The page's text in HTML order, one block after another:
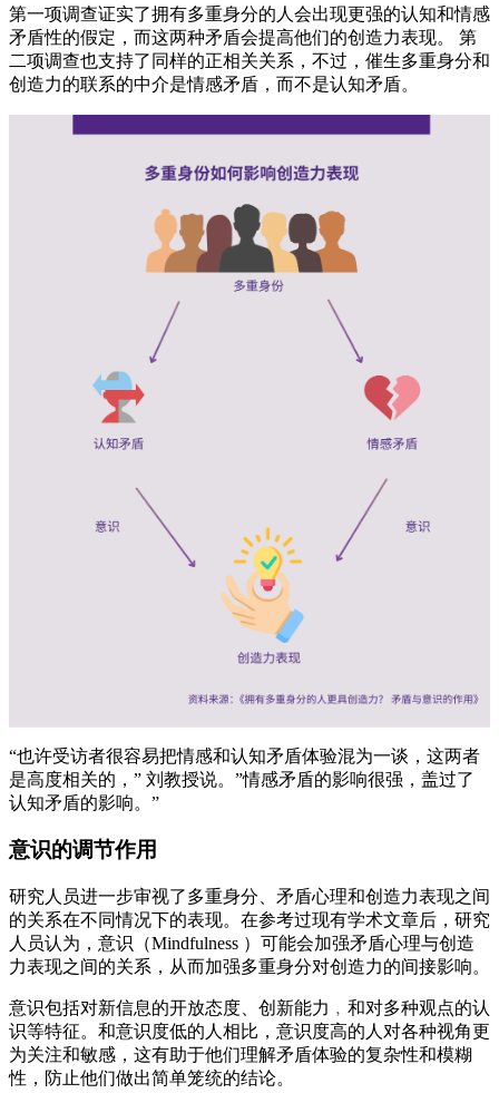
第一项调查证实了拥有多重身分的人会出现更强的认知和情感
矛盾性的假定，而这两种矛盾会提高他们的创造力表现。 第
二项调查也支持了同样的正相关关系，不过，催生多重身分和
创造力的联系的中介是情感矛盾，而不是认知矛盾。
“也许受访者很容易把情感和认知矛盾体验混为一谈，这两者
是高度相关的，” 刘教授说。”情感矛盾的影响很强，盖过了
认知矛盾的影响。”
意识的调节作用
研究人员进一步审视了多重身分、矛盾心理和创造力表现之间
的关系在不同情况下的表现。在参考过现有学术文章后，研究
人员认为，意识（Mindfulness ）可能会加强矛盾心理与创造
力表现之间的关系，从而加强多重身分对创造力的间接影响。
意识包括对新信息的开放态度、创新能力﹐和对多种观点的认
识等特征。和意识度低的人相比，意识度高的人对各种视角更
为关注和敏感，这有助于他们理解矛盾体验的复杂性和模糊
性，防止他们做出简单笼统的结论。